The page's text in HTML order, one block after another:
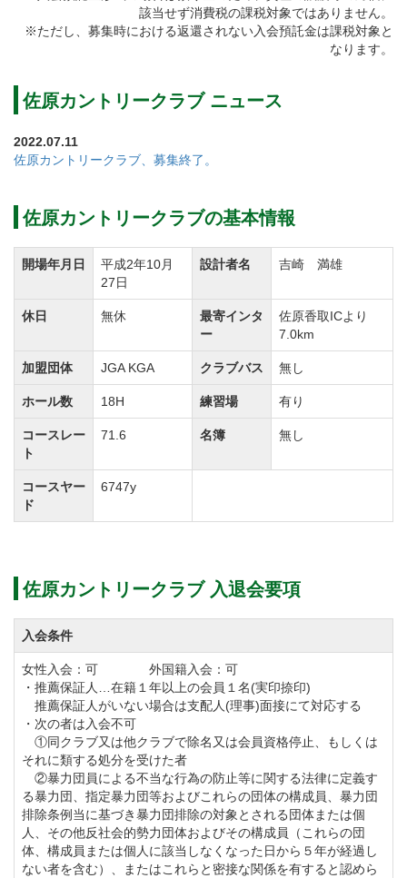
の高さ、ハイグレードなサービス。
グリーンのコンディションに定評のあるトーナメント
か？
しています。
【対象】 同社系列ゴルフ場の「個人会員」及び「法
人会員記名者」
【内容】 同社系列ゴルフ場会員権を個人で市場にて
新規購入の場合、名義書換料が一律50％割引
２）親族入会 割引サービス
【対象】 同社系列ゴルフ場「個人会員」の親族（三
親等以内）
【内容】 同社系列ゴルフ場会員権を個人で市場にて
新規購入の場合、名義書換料が一律50％割引
下さい。
令和5年1月1日から下記の特典受付を終了します。
グランドステータス制度
502,700円で募集しておりますが、令和4年8月31日で受
付を終了します。
年会費を下記のとおり改定します。
①実施：令和8年1月1日より
②年会費
正会員【改定前】44,000円（税込）→【改定後】
該当せず消費税の課税対象ではありません。
※ただし、募集時における返還されない入会預託金は課税対象と
なります。
佐原カントリークラブ ニュース
2022.07.11
佐原カントリークラブ、募集終了。
佐原カントリークラブの基本情報
開場年月日
平成2年10月
27日
設計者名 吉崎 満雄
休日 無休
最寄インタ
ー
佐原香取ICより
7.0km
加盟団体 JGA KGA クラブバス 無し
ホール数 18H 練習場 有り
コースレー
ト
71.6 名簿 無し
コースヤー
ド
6747y
佐原カントリークラブ 入退会要項
入会条件
女性入会：可 外国籍入会：可
・推薦保証人…在籍１年以上の会員１名(実印捺印)
推薦保証人がいない場合は支配人(理事)面接にて対応する
・次の者は入会不可
①同クラブ又は他クラブで除名又は会員資格停止、もしくは
それに類する処分を受けた者
②暴力団員による不当な行為の防止等に関する法律に定義す
る暴力団、指定暴力団等およびこれらの団体の構成員、暴力団
排除条例当に基づき暴力団排除の対象とされる団体または個
人、その他反社会的勢力団体およびその構成員（これらの団
体、構成員または個人に該当しなくなった日から５年が経過し
ない者を含む）、またはこれらと密接な関係を有すると認めら